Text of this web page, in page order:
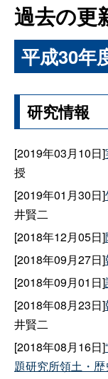
過去の更
平成30年
研究情報
[2019年03月10日]
授
[2019年01月30日]
井賢二
[2018年12月05日]
[2018年09月27日]
[2018年09月01日]
[2018年08月23日]
井賢二
[2018年08月16日]
題研究所領土・歴